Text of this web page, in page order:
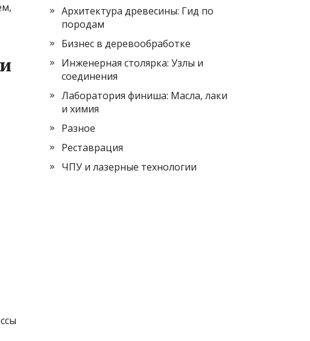
Архитектура древесины: Гид по
породам
Бизнес в деревообработке
Инженерная столярка: Узлы и
соединения
Лаборатория финиша: Масла, лаки
и химия
Разное
Реставрация
ЧПУ и лазерные технологии